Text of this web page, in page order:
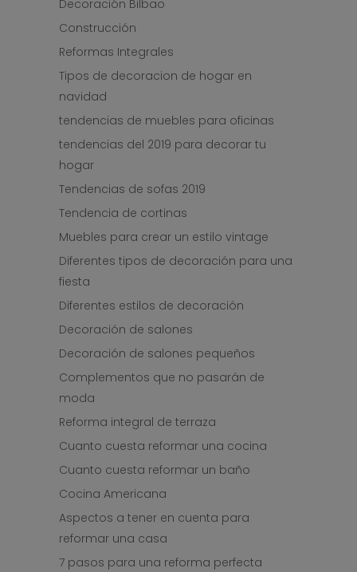
Decoración Bilbao
Construcción
Reformas Integrales
Tipos de decoracion de hogar en
navidad
tendencias de muebles para oficinas
tendencias del 2019 para decorar tu
hogar
Tendencias de sofas 2019
Tendencia de cortinas
Muebles para crear un estilo vintage
Diferentes tipos de decoración para una
fiesta
Diferentes estilos de decoración
Decoración de salones
Decoración de salones pequeños
Complementos que no pasarán de
moda
Reforma integral de terraza
Cuanto cuesta reformar una cocina
Cuanto cuesta reformar un baño
Cocina Americana
Aspectos a tener en cuenta para
reformar una casa
7 pasos para una reforma perfecta